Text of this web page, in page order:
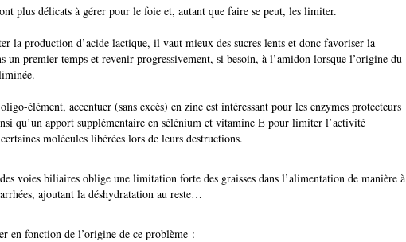
plus délicats à gérer pour le foie et, autant que faire se peut, les limiter.
la production d’acide lactique, il vaut mieux des sucres lents et donc favoriser la
un premier temps et revenir progressivement, si besoin, à l’amidon lorsque l’origine du
élément, accentuer (sans excès) en zinc est intéressant pour les enzymes protecteurs
qu’un apport supplémentaire en sélénium et vitamine E pour limiter l’activité
molécules libérées lors de leurs destructions.
voies biliaires oblige une limitation forte des graisses dans l’alimentation de manière à
ajoutant la déshydratation au reste…
en fonction de l’origine de ce problème :